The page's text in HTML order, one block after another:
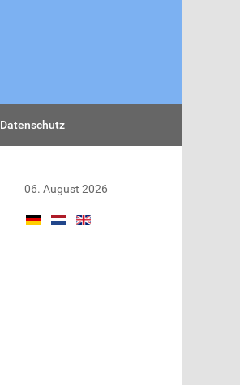
Datenschutz
06. August 2026